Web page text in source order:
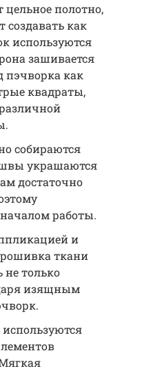
полотно,
создавать как
используются
зашивается
как
квадраты,
собираются
украшаются
достаточно
работы.
и
ткани
не только
изящным